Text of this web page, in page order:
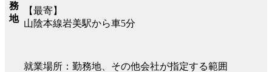
務
地
【最寄】
山陰本線岩美駅から車5分
就業場所：勤務地、その他会社が指定する範囲